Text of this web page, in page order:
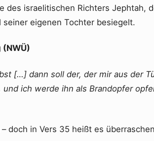
des israelitischen Richters Jephtah,
eigenen Tochter besiegelt.
[…] dann soll der, der mir aus der
ich werde ihn als Brandopfer
doch in Vers 35 heißt es